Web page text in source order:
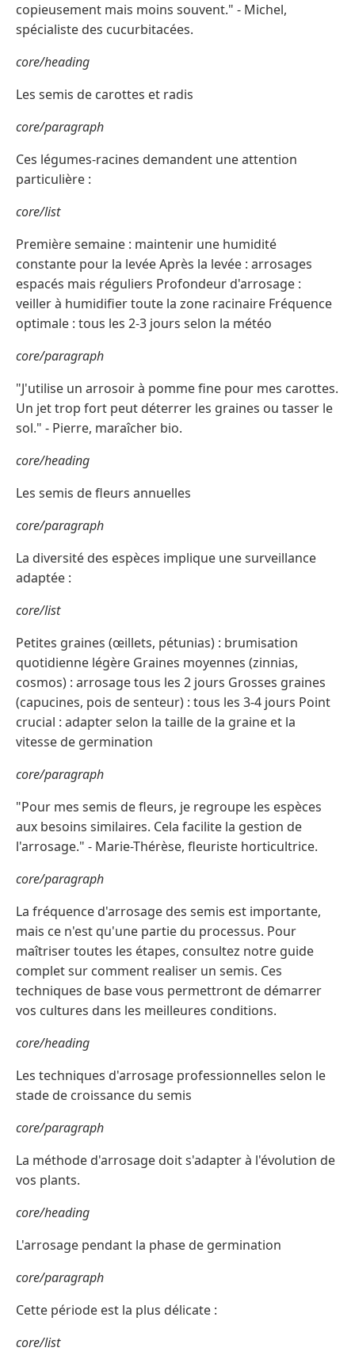
copieusement mais moins souvent." - Michel,
spécialiste des cucurbitacées.
core/heading
Les semis de carottes et radis
core/paragraph
Ces légumes-racines demandent une attention
particulière :
core/list
Première semaine : maintenir une humidité
constante pour la levée Après la levée : arrosages
espacés mais réguliers Profondeur d'arrosage :
veiller à humidifier toute la zone racinaire Fréquence
optimale : tous les 2-3 jours selon la météo
core/paragraph
"J'utilise un arrosoir à pomme fine pour mes carottes.
Un jet trop fort peut déterrer les graines ou tasser le
sol." - Pierre, maraîcher bio.
core/heading
Les semis de fleurs annuelles
core/paragraph
La diversité des espèces implique une surveillance
adaptée :
core/list
Petites graines (œillets, pétunias) : brumisation
quotidienne légère Graines moyennes (zinnias,
cosmos) : arrosage tous les 2 jours Grosses graines
(capucines, pois de senteur) : tous les 3-4 jours Point
crucial : adapter selon la taille de la graine et la
vitesse de germination
core/paragraph
"Pour mes semis de fleurs, je regroupe les espèces
aux besoins similaires. Cela facilite la gestion de
l'arrosage." - Marie-Thérèse, fleuriste horticultrice.
core/paragraph
La fréquence d'arrosage des semis est importante,
mais ce n'est qu'une partie du processus. Pour
maîtriser toutes les étapes, consultez notre guide
complet sur comment realiser un semis. Ces
techniques de base vous permettront de démarrer
vos cultures dans les meilleures conditions.
core/heading
Les techniques d'arrosage professionnelles selon le
stade de croissance du semis
core/paragraph
La méthode d'arrosage doit s'adapter à l'évolution de
vos plants.
core/heading
L'arrosage pendant la phase de germination
core/paragraph
Cette période est la plus délicate :
core/list